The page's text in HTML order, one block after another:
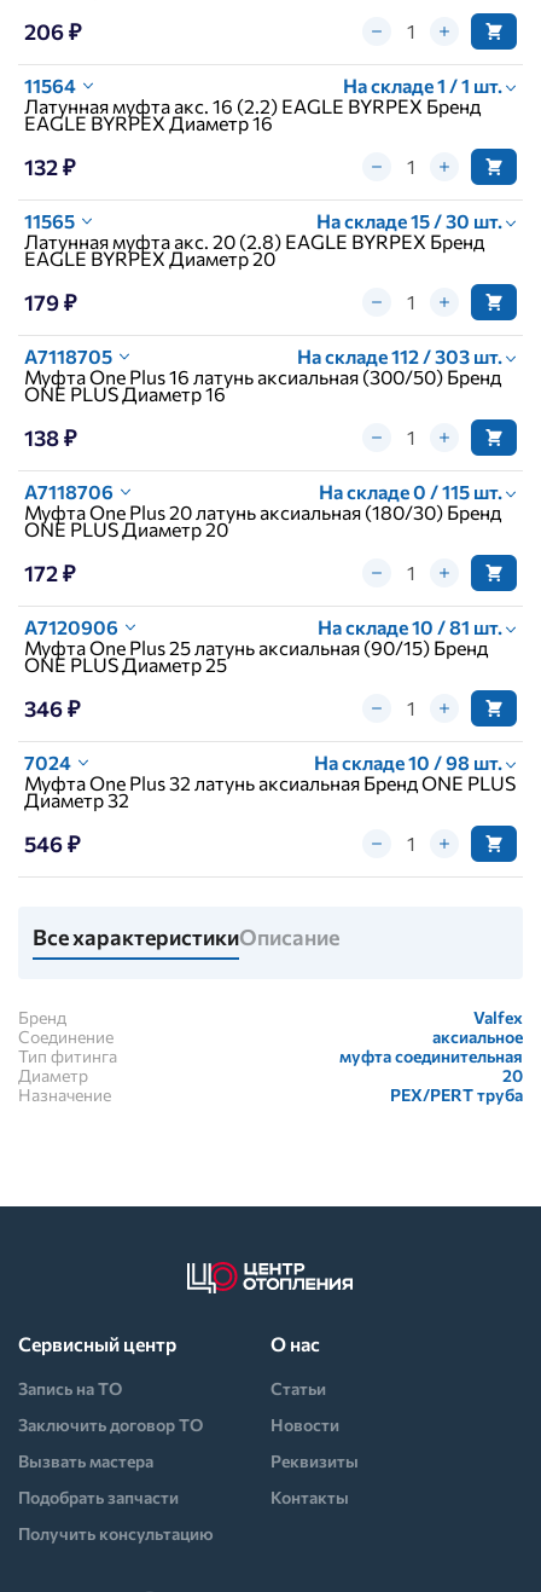
206 ₽
11564
На складе 1 / 1 шт.
Латунная муфта акс. 16 (2.2) EAGLE BYRPEX Бренд
EAGLE BYRPEX Диаметр 16
132 ₽
11565
На складе 15 / 30 шт.
Латунная муфта акс. 20 (2.8) EAGLE BYRPEX Бренд
EAGLE BYRPEX Диаметр 20
179 ₽
A7118705
На складе 112 / 303 шт.
Муфта One Plus 16 латунь аксиальная (300/50) Бренд
ONE PLUS Диаметр 16
138 ₽
A7118706
На складе 0 / 115 шт.
Муфта One Plus 20 латунь аксиальная (180/30) Бренд
ONE PLUS Диаметр 20
172 ₽
A7120906
На складе 10 / 81 шт.
Муфта One Plus 25 латунь аксиальная (90/15) Бренд
ONE PLUS Диаметр 25
346 ₽
7024
На складе 10 / 98 шт.
Муфта One Plus 32 латунь аксиальная Бренд ONE PLUS
Диаметр 32
546 ₽
Все характеристикиОписание
Бренд
Valfex
Соединение
аксиальное
Тип фитинга
муфта соединительная
Диаметр
20
Назначение
PEX/PERT труба
Сервисный центр
Запись на ТО
Заключить договор ТО
Вызвать мастера
Подобрать запчасти
Получить консультацию
О нас
Статьи
Новости
Реквизиты
Контакты